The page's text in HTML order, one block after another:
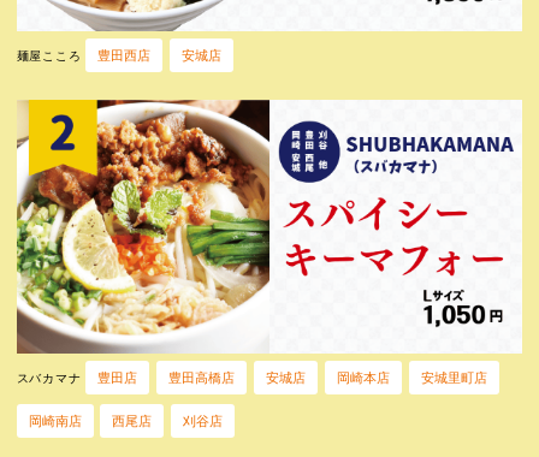
麺屋こころ 豊田西店 安城店
スバカマナ 豊田店 豊田高橋店 安城店 岡崎本店 安城里町店
岡崎南店 西尾店 刈谷店